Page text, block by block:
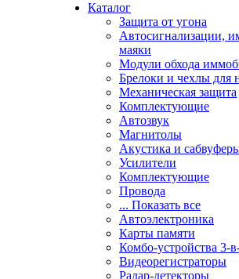
Каталог
Защита от угона
Автосигнализации,
маяки
Модули обхода
Брелоки и чехлы для
Механическая защита
Комплектующие
Автозвук
Магнитолы
Акустика и
Усилители
Комплектующие
Провода
... Показать все
Автоэлектроника
Карты памяти
Комбо-устройства 3-
Видеорегистраторы
Радар-детекторы